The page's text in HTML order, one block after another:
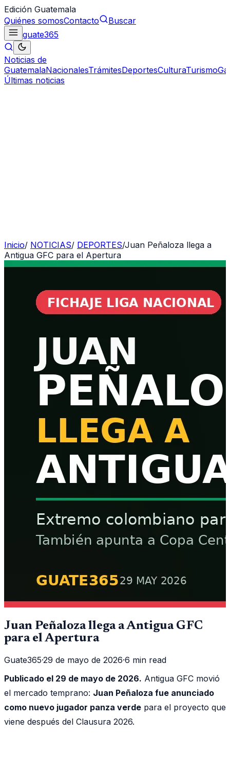
Edición Guatemala
Quiénes somosContacto
Buscar
guate365
Noticias de
GuatemalaNacionalesTrámitesDeportesCulturaTurismo
Últimas noticias
Inicio/ NOTICIAS/ DEPORTES/Juan Peñaloza llega a
Antigua GFC para el Apertura
Juan Peñaloza llega a Antigua GFC
para el Apertura
Guate365·29 de mayo de 2026·6 min read
Publicado el 29 de mayo de 2026. Antigua GFC movió
el mercado temprano: Juan Peñaloza fue anunciado
como nuevo jugador panza verde para el proyecto que
viene después del Clausura 2026.